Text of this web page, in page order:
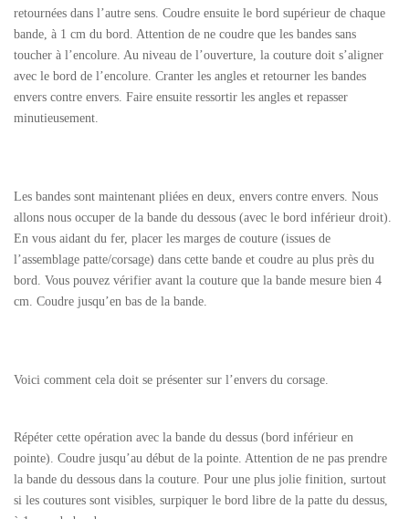
retournées dans l’autre sens. Coudre ensuite le bord supérieur de chaque
bande, à 1 cm du bord. Attention de ne coudre que les bandes sans
toucher à l’encolure. Au niveau de l’ouverture, la couture doit s’aligner
avec le bord de l’encolure. Cranter les angles et retourner les bandes
envers contre envers. Faire ensuite ressortir les angles et repasser
minutieusement.
Les bandes sont maintenant pliées en deux, envers contre envers. Nous
allons nous occuper de la bande du dessous (avec le bord inférieur droit).
En vous aidant du fer, placer les marges de couture (issues de
l’assemblage patte/corsage) dans cette bande et coudre au plus près du
bord. Vous pouvez vérifier avant la couture que la bande mesure bien 4
cm. Coudre jusqu’en bas de la bande.
Voici comment cela doit se présenter sur l’envers du corsage.
Répéter cette opération avec la bande du dessus (bord inférieur en
pointe). Coudre jusqu’au début de la pointe. Attention de ne pas prendre
la bande du dessous dans la couture. Pour une plus jolie finition, surtout
si les coutures sont visibles, surpiquer le bord libre de la patte du dessus,